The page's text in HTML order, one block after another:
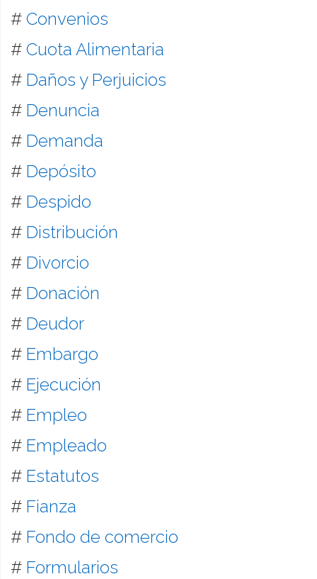
# Convenios
# Cuota Alimentaria
# Daños y Perjuicios
# Denuncia
# Demanda
# Depósito
# Despido
# Distribución
# Divorcio
# Donación
# Deudor
# Embargo
# Ejecución
# Empleo
# Empleado
# Estatutos
# Fianza
# Fondo de comercio
# Formularios